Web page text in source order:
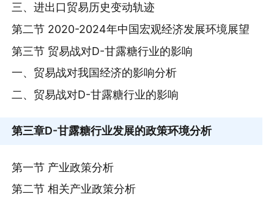
三、进出口贸易历史变动轨迹
第二节 2020-2024年中国宏观经济发展环境展望
第三节 贸易战对D-甘露糖行业的影响
一、贸易战对我国经济的影响分析
二、贸易战对D-甘露糖行业的影响
第三章D-甘露糖行业发展的政策环境分析
第一节 产业政策分析
第二节 相关产业政策分析